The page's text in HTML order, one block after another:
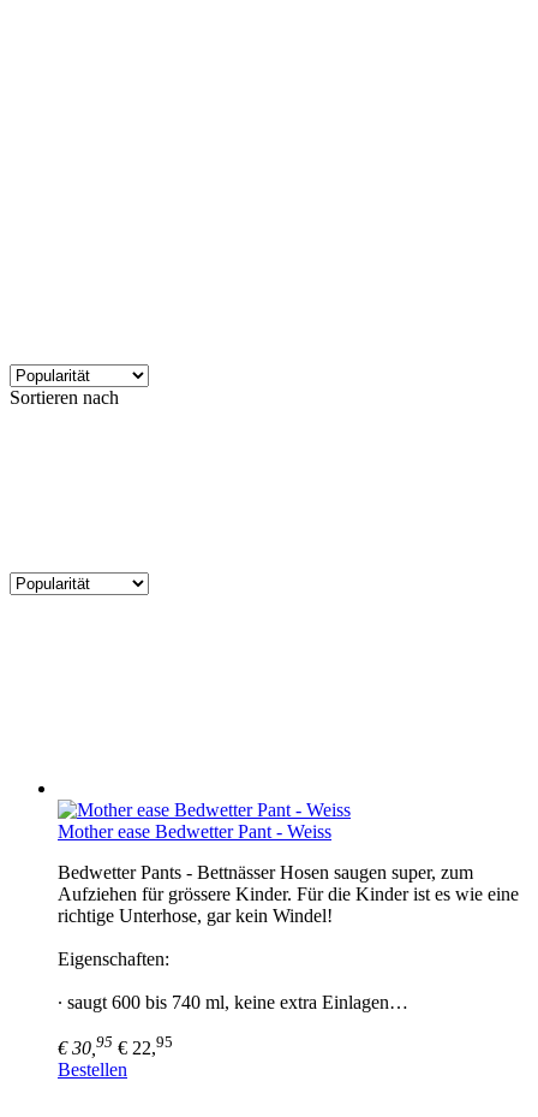
Sortieren nach
Mother ease Bedwetter Pant - Weiss
Bedwetter Pants - Bettnässer Hosen saugen super, zum
Aufziehen für grössere Kinder. Für die Kinder ist es wie eine
richtige Unterhose, gar kein Windel!
Eigenschaften:
∙ saugt 600 bis 740 ml, keine extra Einlagen…
€ 30, 95 € 22,95
Bestellen